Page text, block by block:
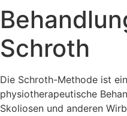
Schroth
Die Schroth-Methode ist
physiotherapeutische
Skoliosen und anderen